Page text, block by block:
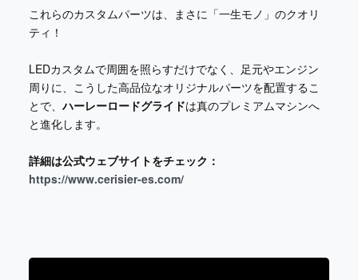
これらのカスタムパーツは、まさに「一生モノ」のクオリ
ティ！
LEDカスタムで周囲を照らすだけでなく、足元やエンジン
周りに、こうした高品位なオリジナルパーツを配置するこ
とで、ハーレーロードグライドは真のプレミアムマシンへ
と進化します。
詳細は公式ウェブサイトをチェック：
https://www.cerisier-es.com/